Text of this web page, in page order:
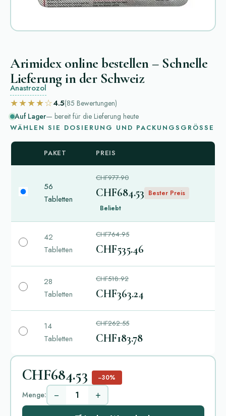
Arimidex online bestellen – Schnelle
Lieferung in der Schweiz
Anastrozol
★★★★☆4.5(85 Bewertungen)
Auf Lager— bereit für die Lieferung heute
WÄHLEN SIE DOSIERUNG UND PACKUNGSGRÖSSE
PAKET PREIS
56
Tabletten
CHF977.90
CHF684.53 Bester Preis
Beliebt
42
Tabletten
CHF764.95
CHF535.46
28
Tabletten
CHF518.92
CHF363.24
14
Tabletten
CHF262.55
CHF183.78
CHF684.53 −30%
Menge: − +